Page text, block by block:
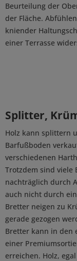
Beurteilung der
der Fläche.
kniender
einer Terrasse
Splitter,
Holz kann splittern
Barfußboden
verschiedenen
Trotzdem sind viele
nachträglich durch
auch nicht durch
Bretter neigen zu
gerade gezogen
Bretter kann in den
einer
erreichen. Holz,